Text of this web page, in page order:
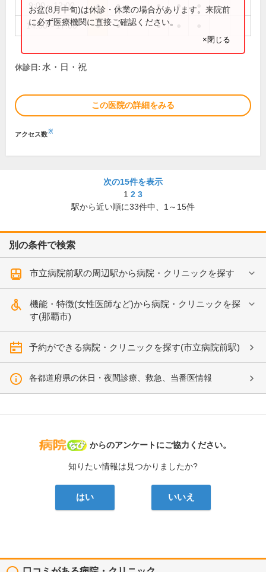
9:00～12:00 ● ● ● ●
14:00～17:00 ● ● ●
お盆(8月中旬)は休診・休業の場合があります。来院前
に必ず医療機関に直接ご確認ください。
×閉じる
休診日: 水・日・祝
この医院の詳細をみる
アクセス数※
次の15件を表示
1 2 3
駅から近い順に33件中、 1～15件
別の条件で検索
市立病院前駅の周辺駅から病院・クリニックを探す
機能・特徴(女性医師など)から病院・クリニックを探
す(那覇市)
予約ができる病院・クリニックを探す(市立病院前駅)
各都道府県の休日・夜間診療、救急、当番医情報
病院なび
からのアンケートにご協力ください。
知りたい情報は見つかりましたか?
はい いいえ